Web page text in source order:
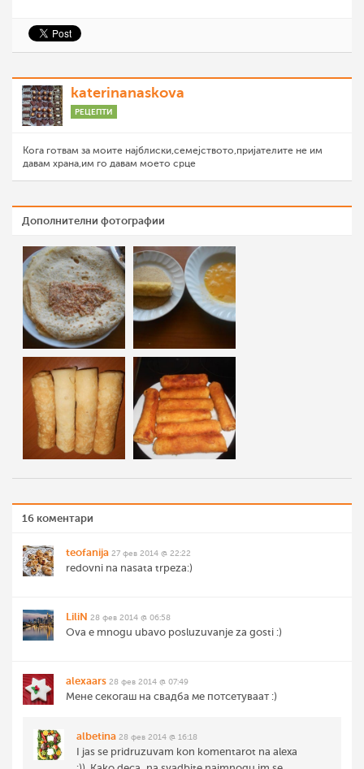
katerinanaskova
РЕЦЕПТИ
Кога готвам за моите најблиски,семејството,пријателите не им
давам храна,им го давам моето срце
Дополнителни фотографии
16 коментари
teofanija 27 фев 2014 @ 22:22
redovni na nasata trpeza:)
LiliN 28 фев 2014 @ 06:58
Ova e mnogu ubavo posluzuvanje za gosti :)
alexaars 28 фев 2014 @ 07:49
Мене секогаш на свадба ме потсетуваат :)
albetina 28 фев 2014 @ 16:18
I jas se pridruzuvam kon komentarot na alexa